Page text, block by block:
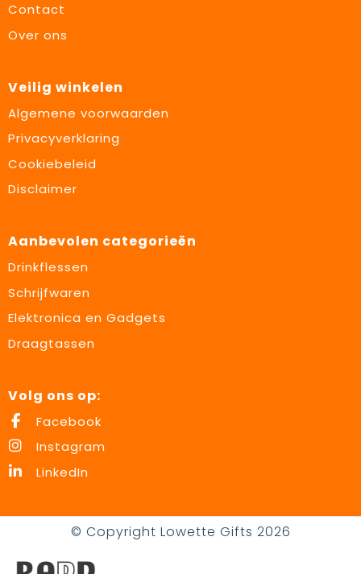
Contact
Over ons
Veilig winkelen
Algemene voorwaarden
Privacyverklaring
Cookiebeleid
Disclaimer
Aanbevolen categorieën
Drinkflessen
Schrijfwaren
Elektronica en Gadgets
Draagtassen
Volg ons op:
Facebook
Instagram
LinkedIn
© Copyright Lowette Gifts 2026